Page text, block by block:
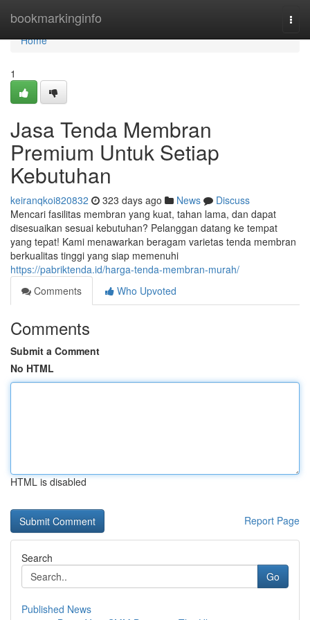
bookmarkinginfo
Home
Home
1
Jasa Tenda Membran
Premium Untuk Setiap
Kebutuhan
keiranqkoi820832 323 days ago News
Discuss
Mencari fasilitas membran yang kuat, tahan lama, dan dapat
disesuaikan sesuai kebutuhan? Pelanggan datang ke tempat
yang tepat! Kami menawarkan beragam varietas tenda membran
berkualitas tinggi yang siap memenuhi
https://pabriktenda.id/harga-tenda-membran-murah/
Comments
Who Upvoted
Comments
Submit a Comment
No HTML
HTML is disabled
Report Page
Search
Go
Published News